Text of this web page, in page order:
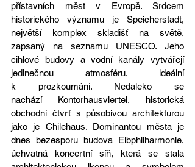
přístavních měst v Evropě. Srdcem
historického významu je Speicherstadt,
největší komplex skladišť na světě,
zapsaný na seznamu UNESCO. Jeho
cihlové budovy a vodní kanály vytvářejí
jedinečnou atmosféru, ideální
k prozkoumání. Nedaleko se
nachází Kontorhausviertel, historická
obchodní čtvrť s působivou architekturou
jako je Chilehaus. Dominantou města je
dnes bezesporu budova Elbphilharmonie,
úchvatná koncertní síň, která se stala